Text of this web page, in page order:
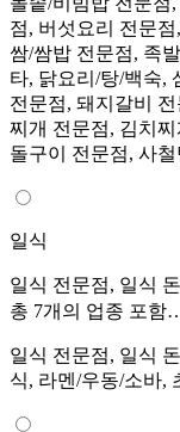
점, 버섯요리 전문
쌈/쌈밥 전문점, 족
타, 닭요리/탕/백숙,
전문점, 돼지갈비
찌개 전문점, 김치
돌구이 전문점, 사
일식
일식 전문점, 일식
총 7개의 업종 포함
일식 전문점, 일식
식, 라멘/우동/소바,